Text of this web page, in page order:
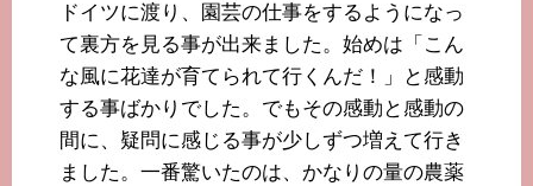
ドイツに渡り、園芸の仕事をするようになっ
て裏方を見る事が出来ました。始めは「こん
な風に花達が育てられて行くんだ！」と感動
する事ばかりでした。でもその感動と感動の
間に、疑問に感じる事が少しずつ増えて行き
ました。一番驚いたのは、かなりの量の農薬